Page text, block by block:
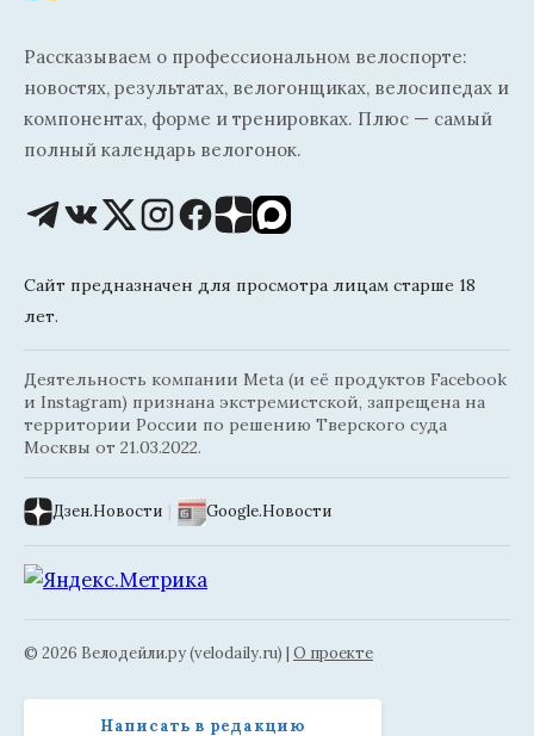
Рассказываем о профессиональном велоспорте:
новостях, результатах, велогонщиках, велосипедах и
компонентах, форме и тренировках. Плюс — самый
полный календарь велогонок.
Сайт предназначен для просмотра лицам старше 18
лет.
Деятельность компании Meta (и её продуктов Facebook
и Instagram) признана экстремистской, запрещена на
территории России по решению Тверского суда
Москвы от 21.03.2022.
Дзен.Новости | Google.Новости
© 2026 Велодейли.ру (velodaily.ru) | О проекте
Написать в редакцию